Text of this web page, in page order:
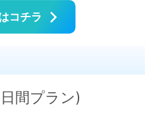
コチラ
間プラン)